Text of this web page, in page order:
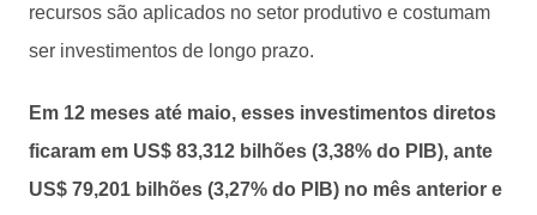
recursos são aplicados no setor produtivo e costumam
ser investimentos de longo prazo.
Em 12 meses até maio, esses investimentos diretos
ficaram em US$ 83,312 bilhões (3,38% do PIB), ante
US$ 79,201 bilhões (3,27% do PIB) no mês anterior e